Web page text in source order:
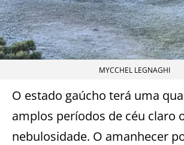
MYCCHEL LEGNAGHI
O estado gaúcho terá uma
amplos períodos de céu claro
nebulosidade. O amanhecer